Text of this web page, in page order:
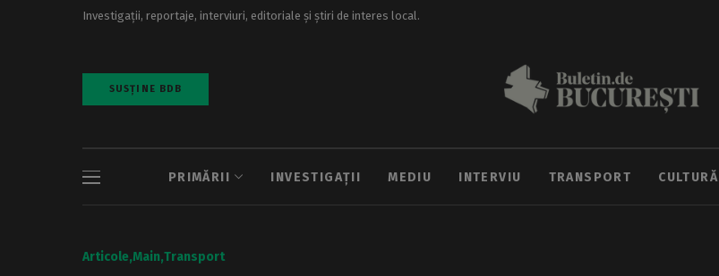
Investigații, reportaje, interviuri, editoriale și știri de interes local.
SUSȚINE BDB
PRIMĂRII INVESTIGAȚII MEDIU INTERVIU TRANSPORT CULTURĂ
Articole Main Transport